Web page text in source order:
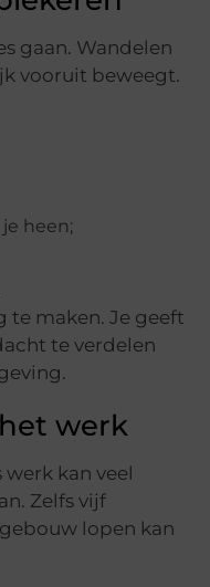
gaan. Wandelen
vooruit beweegt.
heen;
te maken. Je geeft
te verdelen
werk
kan veel
Zelfs vijf
lopen kan